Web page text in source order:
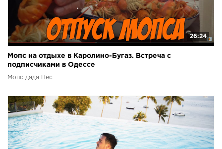
26:24
Мопс на отдыхе в Каролино-Бугаз. Встреча с
подписчиками в Одессе
Мопс дядя Пес